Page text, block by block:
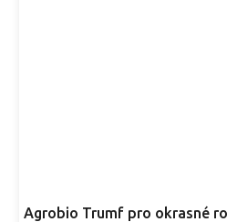
Agrobio Trumf pro okrasné